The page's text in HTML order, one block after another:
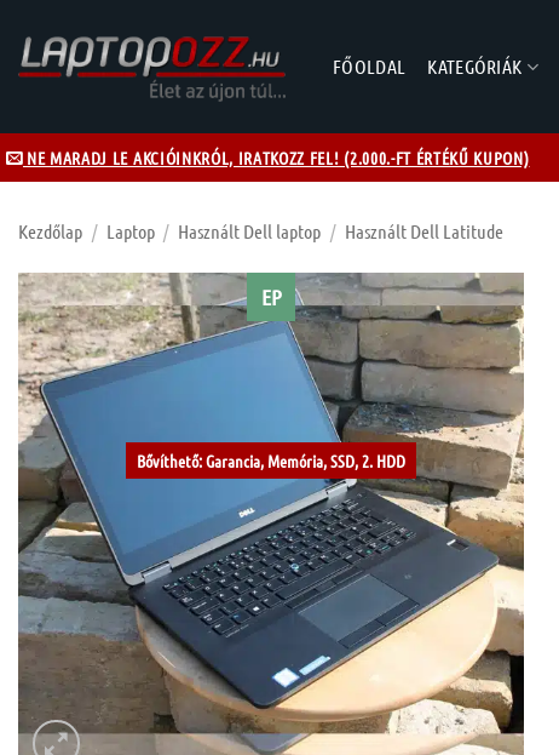
content
FŐOLDAL KATEGÓRIÁK
NE MARADJ LE AKCIÓINKRÓL, IRATKOZZ FEL! (2.000.-FT ÉRTÉKŰ KUPON)
Kezdőlap / Laptop / Használt Dell laptop / Használt Dell Latitude
EP
Bővíthető: Garancia, Memória, SSD, 2. HDD
Kívánságlistához